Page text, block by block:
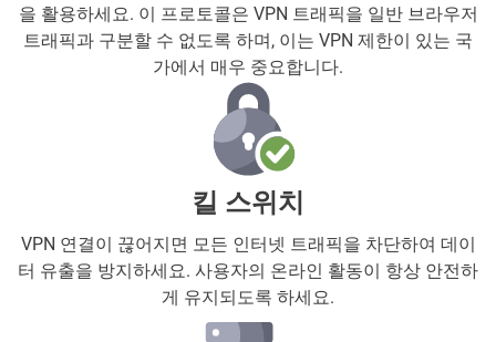
을 활용하세요. 이 프로토콜은 VPN 트래픽을 일반 브라우저
트래픽과 구분할 수 없도록 하며, 이는 VPN 제한이 있는 국
가에서 매우 중요합니다.
킬 스위치
VPN 연결이 끊어지면 모든 인터넷 트래픽을 차단하여 데이
터 유출을 방지하세요. 사용자의 온라인 활동이 항상 안전하
게 유지되도록 하세요.